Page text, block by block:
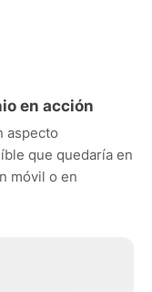
en acción
aspecto
que quedaría en
móvil o en